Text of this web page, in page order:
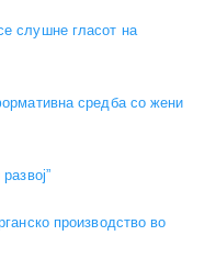
слушне гласот на
средба со жени
производство во